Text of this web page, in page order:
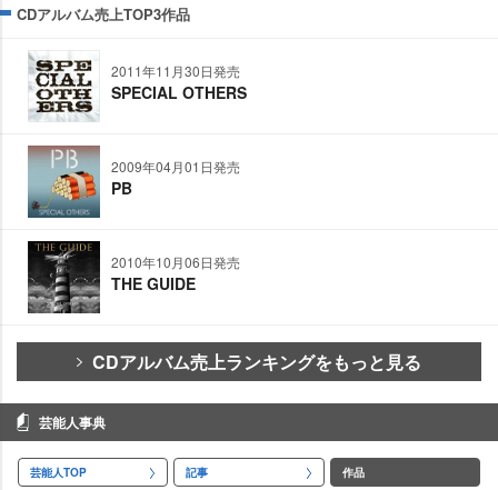
CDアルバム売上TOP3作品
2011年11月30日発売
SPECIAL OTHERS
2009年04月01日発売
PB
2010年10月06日発売
THE GUIDE
CDアルバム売上ランキングをもっと見る
芸能人事典
芸能人TOP 記事 作品